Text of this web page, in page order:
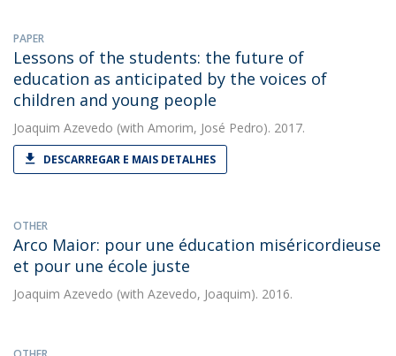
PAPER
Lessons of the students: the future of
education as anticipated by the voices of
children and young people
Joaquim Azevedo (with Amorim, José Pedro). 2017.
DESCARREGAR E MAIS DETALHES
OTHER
Arco Maior: pour une éducation miséricordieuse
et pour une école juste
Joaquim Azevedo (with Azevedo, Joaquim). 2016.